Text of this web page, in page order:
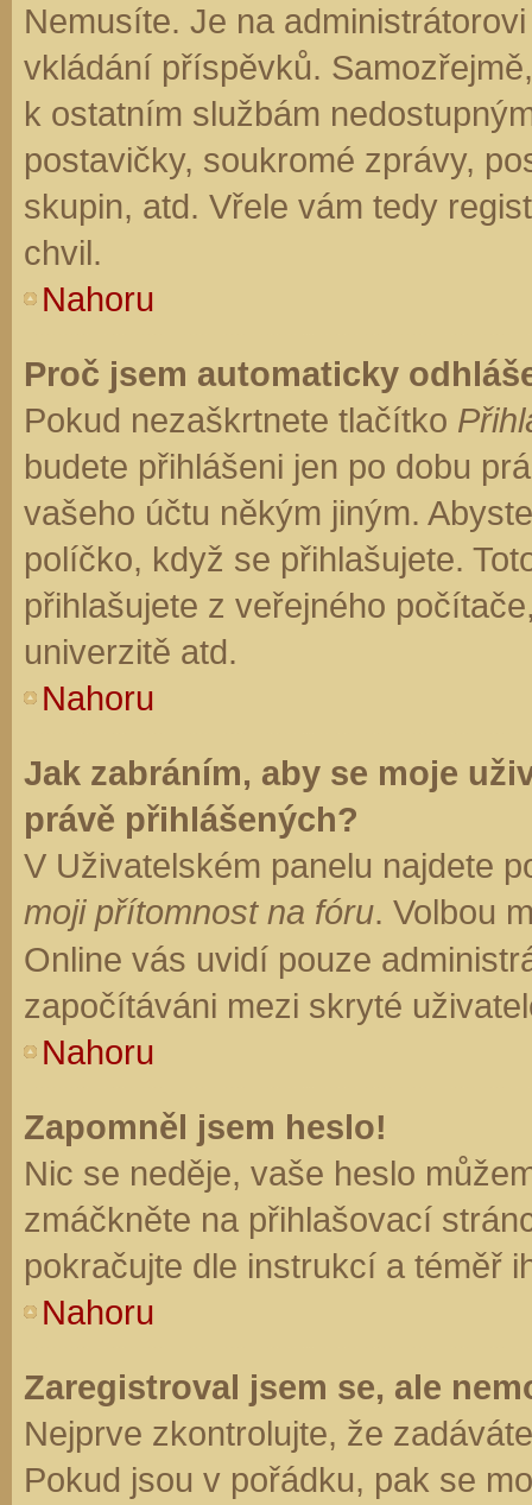
Nemusíte. Je na
vkládání příspěvků.
k ostatním službám
postavičky, soukromé zprávy,
skupin, atd. Vřele vám tedy
chvil.
Nahoru
Proč jsem automaticky
Pokud nezaškrtnete tlačítko
budete přihlášeni jen po dobu
vašeho účtu někým jiným.
políčko, když se přihlašujete.
přihlašujete z veřejného
univerzitě atd.
Nahoru
Jak zabráním, aby se moje
právě přihlášených?
V Uživatelském panelu najdete
moji přítomnost na fóru. Volbou
Online vás uvidí pouze
započítáváni mezi skryté
Nahoru
Zapomněl jsem heslo!
Nic se neděje, vaše heslo
zmáčkněte na přihlašovací
pokračujte dle instrukcí a téměř
Nahoru
Zaregistroval jsem se, ale
Nejprve zkontrolujte, že
Pokud jsou v pořádku, pak se